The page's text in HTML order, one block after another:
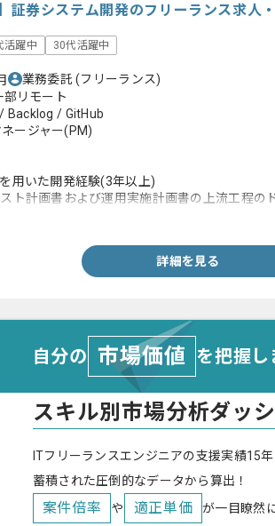
証券システム開発のフリーランス求人
活躍中 30代活躍中
業務委託(フリーランス)
リモート
Backlog / GitHub
ージャー(PM)
用いた開発経験(3年以上)
ト計画書および運用実施計画書の上流工程の
詳細を見る
自分の 市場価値 を把握
スキル別市場分析ダッ
ITフリーランスエンジニアの支援実績15
蓄積された圧倒的なデータから算出！
案件倍率 や 適正単価 が一目瞭然